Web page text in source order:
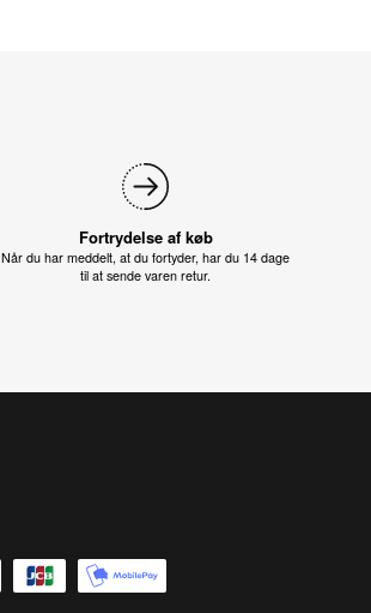
Fortrydelse af køb
Når du har meddelt, at du fortyder, har du 14 dage
til at sende varen retur.